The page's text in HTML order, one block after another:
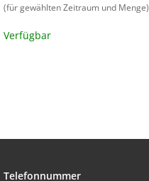
(für gewählten Zeitraum und Menge)
Verfügbar
Telefonnummer